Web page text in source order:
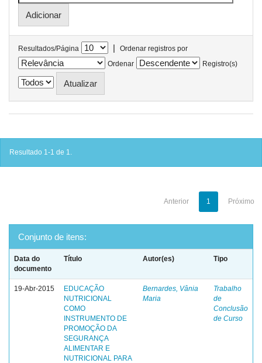
Resultados/Página |
Ordenar registros por
Ordenar
Registro(s)
Resultado 1-1 de 1.
Anterior 1 Próximo
Conjunto de itens:
Data do
documento
Título Autor(es) Tipo
19-Abr-2015
EDUCAÇÃO
NUTRICIONAL
COMO
INSTRUMENTO DE
PROMOÇÃO DA
SEGURANÇA
ALIMENTAR E
NUTRICIONAL PARA
Bernardes, Vânia
Maria
Trabalho
de
Conclusão
de Curso